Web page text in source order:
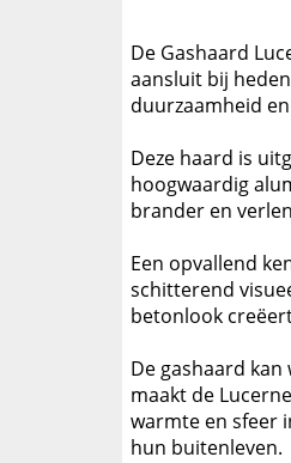
De Gashaard
aansluit bij
duurzaamheid
Deze haard is
hoogwaardig
brander en
Een opvallend
schitterend
betonlook
De gashaard
maakt de
warmte en sfeer
hun buitenleven.